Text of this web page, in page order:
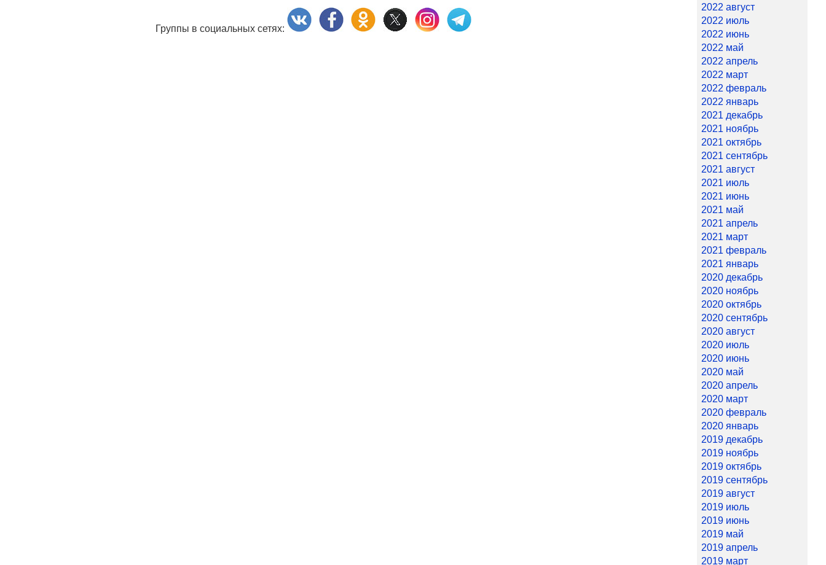
Группы в социальных сетях:
2022 август
2022 июль
2022 июнь
2022 май
2022 апрель
2022 март
2022 февраль
2022 январь
2021 декабрь
2021 ноябрь
2021 октябрь
2021 сентябрь
2021 август
2021 июль
2021 июнь
2021 май
2021 апрель
2021 март
2021 февраль
2021 январь
2020 декабрь
2020 ноябрь
2020 октябрь
2020 сентябрь
2020 август
2020 июль
2020 июнь
2020 май
2020 апрель
2020 март
2020 февраль
2020 январь
2019 декабрь
2019 ноябрь
2019 октябрь
2019 сентябрь
2019 август
2019 июль
2019 июнь
2019 май
2019 апрель
2019 март